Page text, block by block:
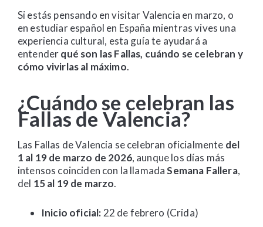
Si estás pensando en visitar Valencia en marzo, o
en estudiar español en España mientras vives una
experiencia cultural, esta guía te ayudará a
entenderqué son las Fallas, cuándo se celebran y
cómo vivirlas al máximo.
¿Cuándo se celebran las
Fallas de Valencia?
Las Fallas de Valencia se celebran oficialmente del
1 al 19 de marzo de 2026, aunque los días más
intensos coinciden con la llamadaSemana Fallera,
del 15 al 19 de marzo.
Inicio oficial:22 de febrero (Crida)